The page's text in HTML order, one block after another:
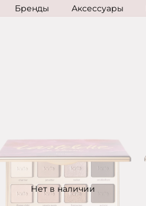
Бренды Аксессуары
Нет в наличии